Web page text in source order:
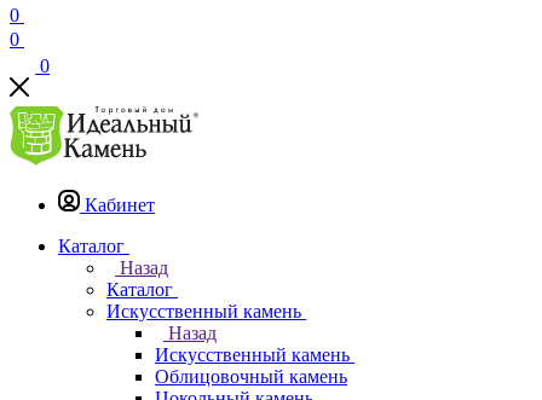
0
0
0
Кабинет
Каталог
Назад
Каталог
Искусственный камень
Назад
Искусственный камень
Облицовочный камень